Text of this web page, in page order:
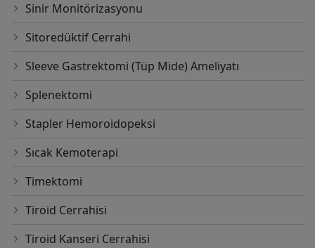
Sinir Monitörizasyonu
Sitoredüktif Cerrahi
Sleeve Gastrektomi (Tüp Mide) Ameliyatı
Splenektomi
Stapler Hemoroidopeksi
Sıcak Kemoterapi
Timektomi
Tiroid Cerrahisi
Tiroid Kanseri Cerrahisi